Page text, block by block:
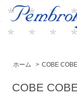
ホーム > COBE COBE
COBE